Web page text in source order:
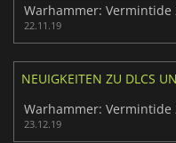
22.11.19
NEUIGKEITEN ZU DLCS
23.12.19